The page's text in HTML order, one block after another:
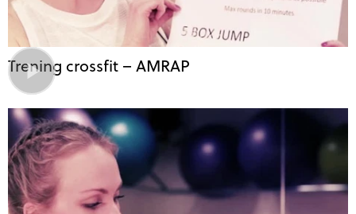
Trening crossfit – AMRAP